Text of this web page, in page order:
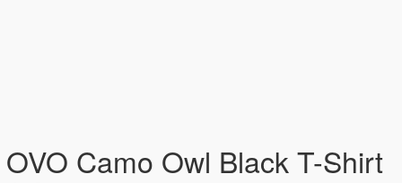
OVO Camo Owl Black T-Shirt